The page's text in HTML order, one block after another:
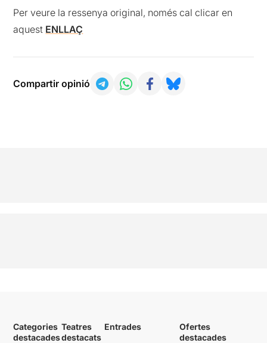
Per veure la ressenya original, només cal clicar en
aquest ENLLAÇ
Compartir opinió
Categories
destacades
Teatres
destacats
Entrades
Ofertes
destacades